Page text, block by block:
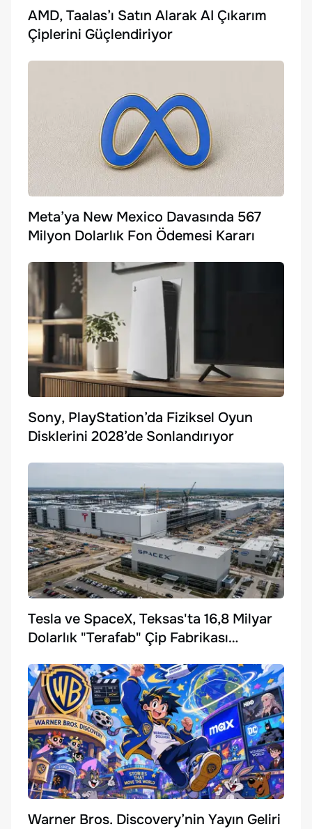
AMD, Taalas’ı Satın Alarak AI Çıkarım
Çiplerini Güçlendiriyor
Meta’ya New Mexico Davasında 567
Milyon Dolarlık Fon Ödemesi Kararı
Sony, PlayStation’da Fiziksel Oyun
Disklerini 2028’de Sonlandırıyor
Tesla ve SpaceX, Teksas'ta 16,8 Milyar
Dolarlık "Terafab" Çip Fabrikası
Warner Bros. Discovery’nin Yayın Geliri